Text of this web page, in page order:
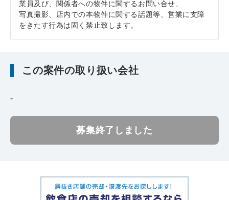
業員及び、関係者への物件に関するお問い合せ、
写真撮影、店内での本物件に関する話題等、営業に支障
をきたす行為は固く禁止致します。
この案件の取り扱い会社
-
募集終了しました